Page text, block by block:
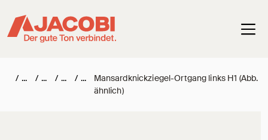
/ / / /
Mansardknickziegel-Ortgang links H1 (Abb.
ähnlich)